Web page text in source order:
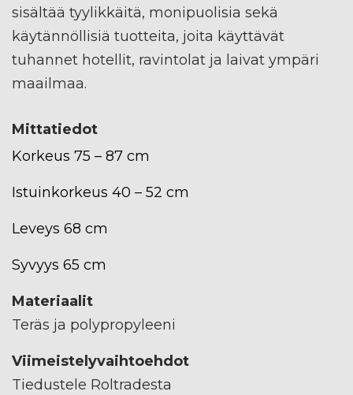
sisältää tyylikkäitä, monipuolisia sekä
käytännöllisiä tuotteita, joita käyttävät
tuhannet hotellit, ravintolat ja laivat ympäri
maailmaa.
Mittatiedot
Korkeus 75 – 87 cm
Istuinkorkeus 40 – 52 cm
Leveys 68 cm
Syvyys 65 cm
Materiaalit
Teräs ja polypropyleeni
Viimeistelyvaihtoehdot
Tiedustele Roltradesta